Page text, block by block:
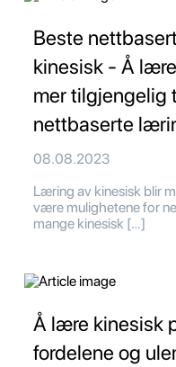
Beste
kinesisk - Å
mer tilgjengelig
nettbaserte
08.08.2023
Læring av kinesisk blir
være mulighetene for
mange kinesisk […]
Å lære kinesisk
fordelene og